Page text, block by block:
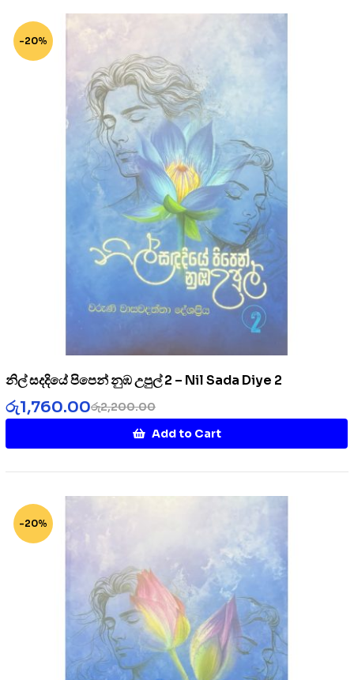
-20%
නිල් සදදියේ පිපෙන් නුඹ උපුල් 2 – Nil Sada Diye 2
රු2,200.00
රු1,760.00
Add to Cart
-20%